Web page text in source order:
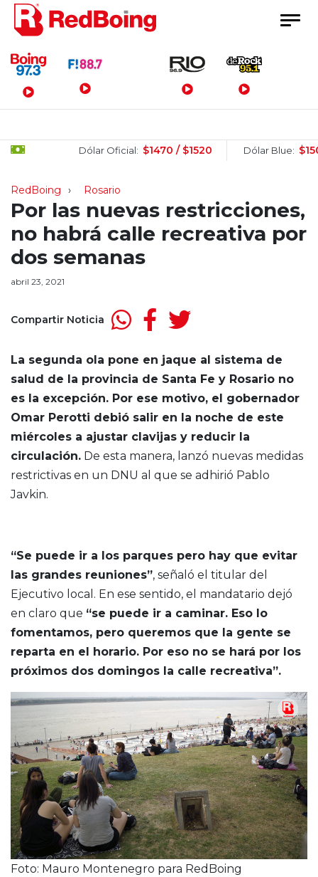
Menú Principal
Dólar Oficial: $1470 / $1520 Dólar Blue: $1505 /
RedBoing Rosario
Por las nuevas restricciones,
no habrá calle recreativa por
dos semanas
abril 23, 2021
Compartir Noticia
La segunda ola pone en jaque al sistema de
salud de la provincia de Santa Fe y Rosario no
es la excepción. Por ese motivo, el gobernador
Omar Perotti debió salir en la noche de este
miércoles a ajustar clavijas y reducir la
circulación. De esta manera, lanzó nuevas medidas
restrictivas en un DNU al que se adhirió Pablo
Javkin.
“Se puede ir a los parques pero hay que evitar
las grandes reuniones”, señaló el titular del
Ejecutivo local. En ese sentido, el mandatario dejó
en claro que “se puede ir a caminar. Eso lo
fomentamos, pero queremos que la gente se
reparta en el horario. Por eso no se hará por los
próximos dos domingos la calle recreativa”.
Foto: Mauro Montenegro para RedBoing